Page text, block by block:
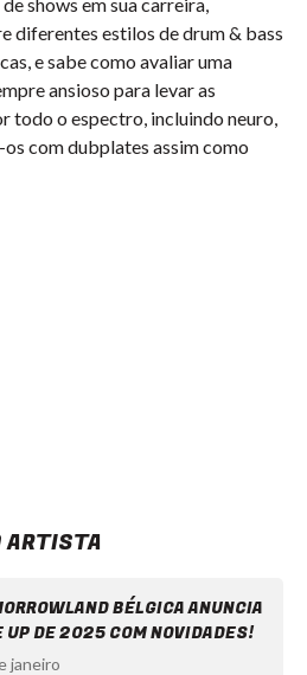
diferentes estilos de drum & bass
e sabe como avaliar uma
ansioso para levar as
todo o espectro, incluindo neuro,
com dubplates assim como
ARTISTA
BÉLGICA ANUNCIA
UP DE 2025 COM NOVIDADES!
janeiro